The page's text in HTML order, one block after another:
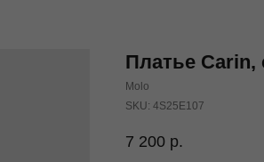
Платье Carin,
Molo
SKU: 4S25E107
7 200 р.